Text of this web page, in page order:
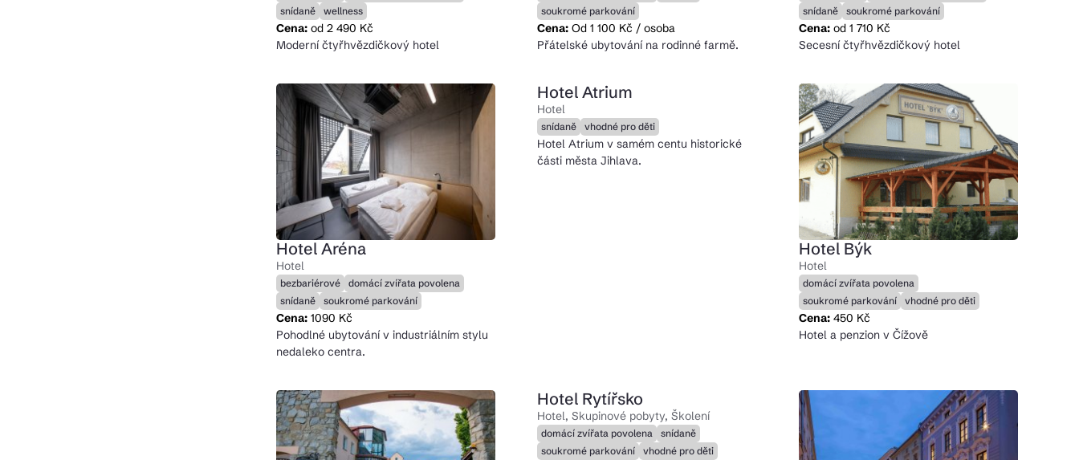
snídaně
wellness
Cena:od 2 490 Kč
Moderní čtyřhvězdičkový hotel
soukromé parkování
Cena: Od 1 100 Kč / osoba
Přátelské ubytování na rodinné farmě.
snídaně
soukromé parkování
Cena: od 1 710 Kč
Secesní čtyřhvězdičkový hotel
Hotel Aréna
Hotel
bezbariérové
domácí zvířata povolena
snídaně
soukromé parkování
Cena:1090 Kč
Pohodlné ubytování v industriálním stylu
nedaleko centra.
Hotel Atrium
Hotel
snídaně vhodné pro děti
Hotel Atrium v samém centu historické
části města Jihlava.
Hotel Býk
Hotel
domácí zvířata povolena
soukromé parkování
vhodné pro děti
Cena: 450 Kč
Hotel a penzion v Čížově
Hotel Rytířsko
Hotel, Skupinové pobyty, Školení
domácí zvířata povolena
snídaně
soukromé parkování
vhodné pro děti